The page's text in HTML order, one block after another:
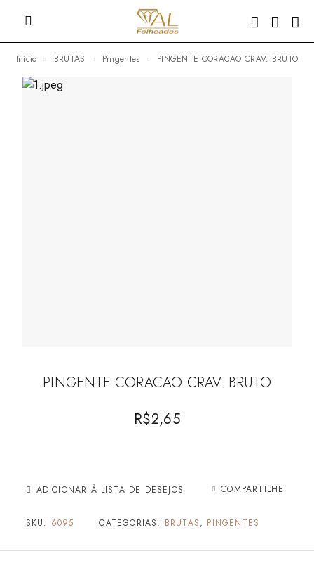
Início BRUTAS Pingentes PINGENTE CORACAO CRAV. BRUTO
PINGENTE CORACAO CRAV. BRUTO
R$2,65
ADICIONAR À LISTA DE DESEJOS COMPARTILHE
SKU: 6095 CATEGORIAS: BRUTAS, PINGENTES